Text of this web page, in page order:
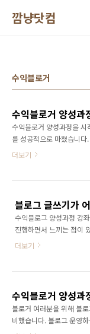
깜냥닷컴
수익블로거
수익블로거 양성과
수익블로거 양성과정을
를 성공적으로 마쳤습니다
간 시간이었습니다. 이번에
방문자를 모으는 방법, 수
방법은 전수합니다. 책의
냥 윤상진도 강의를 진행
해 새로운 것을 많이 배우
을 것이라 생각합니다. 무
여러분과 진정으로 수익
보고자 함입..
더보기
블로그 글쓰기가
수익블로그 양성과정 강
진행하면서 느끼는 점이
블로그에 글 쓰는 것을 너
모두 여러분의 마음이다.
게 되면 글을 쓰지 못한다
오픈하는게 부끄러운가?
더보기
블로거 여러분을 위해 블
비했습니다. 블로그 운영
은 참 다른 것 같습니다. 파